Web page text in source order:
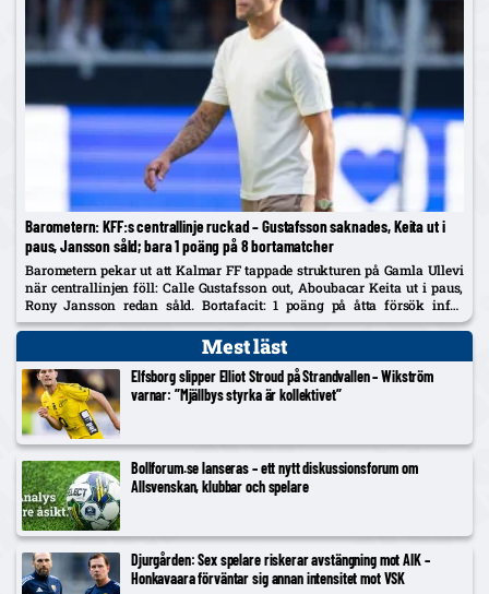
Barometern: KFF:s centrallinje ruckad – Gustafsson saknades, Keita ut i
paus, Jansson såld; bara 1 poäng på 8 bortamatcher
Barometern pekar ut att Kalmar FF tappade strukturen på Gamla Ullevi
när centrallinjen föll: Calle Gustafsson out, Aboubacar Keita ut i paus,
Rony Jansson redan såld. Bortafacit: 1 poäng på åtta försök inför
Hammarby hemma på söndag.
Mest läst
Elfsborg slipper Elliot Stroud på Strandvallen – Wikström
varnar: ”Mjällbys styrka är kollektivet”
Bollforum.se lanseras – ett nytt diskussionsforum om
Allsvenskan, klubbar och spelare
Djurgården: Sex spelare riskerar avstängning mot AIK –
Honkavaara förväntar sig annan intensitet mot VSK